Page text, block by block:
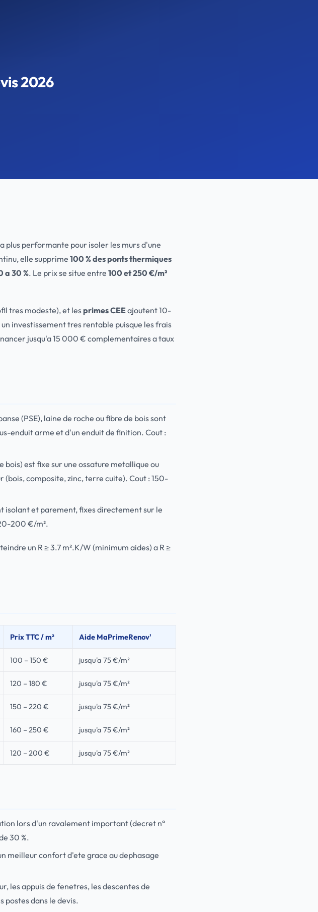
2026
plus performante pour isoler les murs d'une
elle supprime100 % des ponts thermiques
a 30 %. Le prix se situe entre 100 et 250 €/m²
tres modeste), et lesprimes CEEajoutent 10-
investissement tres rentable puisque les frais
jusqu'a 15 000 € complementaires a taux
(PSE), laine de roche ou fibre de bois sont
enduit arme et d'un enduit de finition. Cout :
bois) est fixe sur une ossature metallique ou
composite, zinc, terre cuite). Cout : 150-
isolant et parement, fixes directement sur le
200 €/m².
un R ≥ 3.7 m².K/W (minimum aides) a R ≥
Prix TTC / m² Aide MaPrimeRenov'
100 – 150 € jusqu'a 75 €/m²
120 – 180 € jusqu'a 75 €/m²
150 – 220 € jusqu'a 75 €/m²
160 – 250 € jusqu'a 75 €/m²
120 – 200 € jusqu'a 75 €/m²
lors d'un ravalement important (decret n°
30 %.
meilleur confort d'ete grace au dephasage
les appuis de fenetres, les descentes de
postes dans le devis.